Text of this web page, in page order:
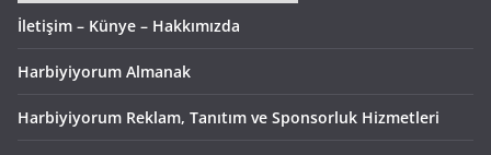
İletişim – Künye – Hakkımızda
Harbiyiyorum Almanak
Harbiyiyorum Reklam, Tanıtım ve Sponsorluk Hizmetleri